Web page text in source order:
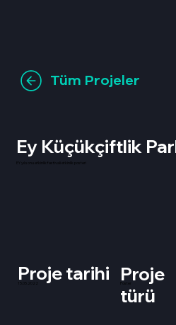
Ey Küçükçiftlik
EY yıl sonu etkinlik festivali etkinlik posteri
Proje tarihi
15.05.2022
Proje
türü
Poster
Tüm Projeler